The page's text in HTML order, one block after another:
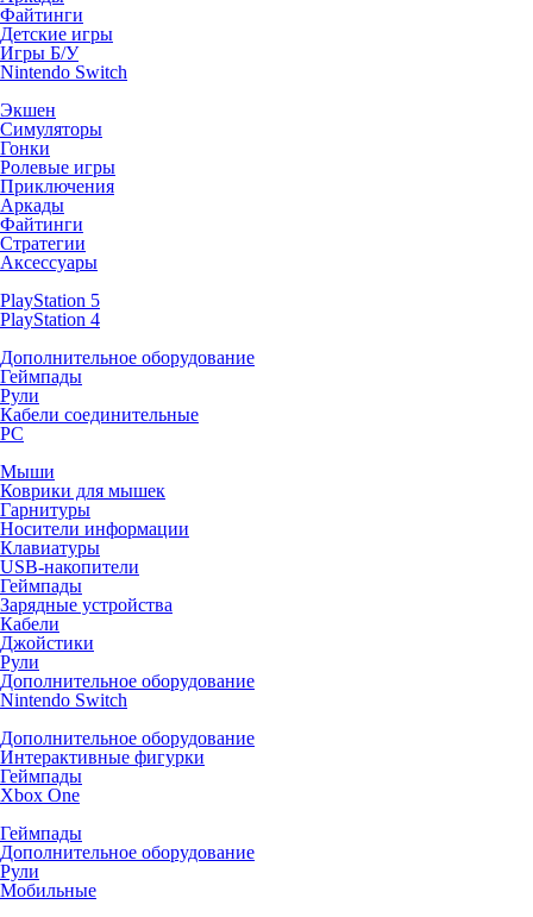
Файтинги
Детские игры
Игры Б/У
Nintendo Switch
Экшен
Симуляторы
Гонки
Ролевые игры
Приключения
Аркады
Файтинги
Стратегии
Аксессуары
PlayStation 5
PlayStation 4
Дополнительное оборудование
Геймпады
Рули
Кабели соединительные
PC
Мыши
Коврики для мышек
Гарнитуры
Носители информации
Клавиатуры
USB-накопители
Геймпады
Зарядные устройства
Кабели
Джойстики
Рули
Дополнительное оборудование
Nintendo Switch
Дополнительное оборудование
Интерактивные фигурки
Геймпады
Xbox One
Геймпады
Дополнительное оборудование
Рули
Мобильные